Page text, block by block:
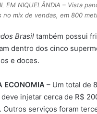
EM NIQUELÂNDIA – Vista
no mix de vendas, em 800
Brasil também possui
dentro dos cinco
e doces.
ECONOMIA – Um total de
injetar cerca de R$
Outros serviços foram